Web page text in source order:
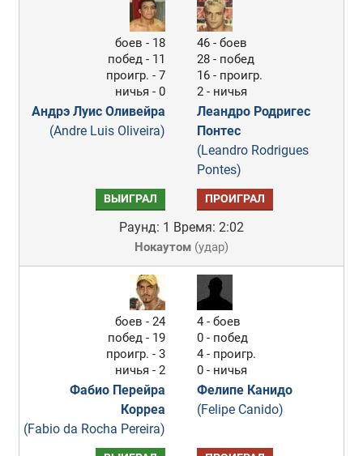
боев - 18
побед - 11
проигр. - 7
ничья - 0
Андрэ Луис Оливейра
(Andre Luis Oliveira)
46 - боев
28 - побед
16 - проигр.
2 - ничья
Леандро Родригес
Понтес
(Leandro Rodrigues
Pontes)
ВЫИГРАЛ ПРОИГРАЛ
Раунд: 1 Время: 2:02
Нокаутом(удар)
боев - 24
побед - 19
проигр. - 3
ничья - 2
Фабио Перейра
Корреа
(Fabio da Rocha Pereira)
4 - боев
0 - побед
4 - проигр.
0 - ничья
Фелипе Канидо
(Felipe Canido)